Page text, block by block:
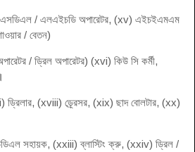
এসডিএল / এলএইচডি অপারেটর, (xv) এইচইএমএম
/ বেতন)
/ ড্রিল অপারেটর) (xvi) কিউ সি কর্মী,
।
ড্রিলার, (xviii) ড্র্রেসর, (xix) ছাদ বোলটার, (xx)
সহায়ক, (xxiii) ব্লাস্টিং ক্রু, (xxiv) ড্রিল /